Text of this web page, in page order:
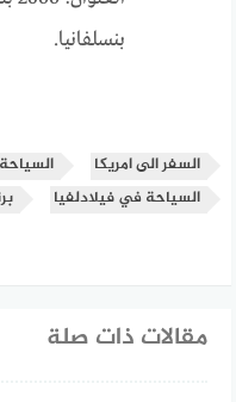
بنسلفانيا.
السفر الى امريكا
السياحة في فيلادلفيا
مقالات ذات صلة